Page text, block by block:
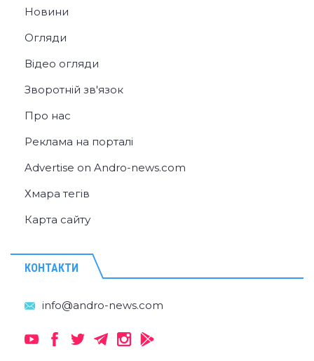
Новини
Огляди
Відео огляди
Зворотній зв'язок
Про нас
Реклама на порталі
Advertise on Andro-news.com
Хмара тегів
Карта сайту
КОНТАКТИ